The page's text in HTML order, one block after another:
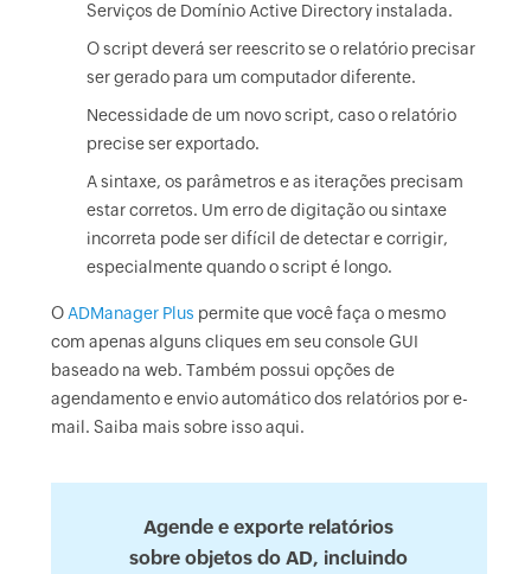
Serviços de Domínio Active Directory instalada.
O script deverá ser reescrito se o relatório precisar
ser gerado para um computador diferente.
Necessidade de um novo script, caso o relatório
precise ser exportado.
A sintaxe, os parâmetros e as iterações precisam
estar corretos. Um erro de digitação ou sintaxe
incorreta pode ser difícil de detectar e corrigir,
especialmente quando o script é longo.
O ADManager Plus permite que você faça o mesmo
com apenas alguns cliques em seu console GUI
baseado na web. Também possui opções de
agendamento e envio automático dos relatórios por e-
mail. Saiba mais sobre isso aqui.
Agende e exporte relatórios
sobre objetos do AD, incluindo